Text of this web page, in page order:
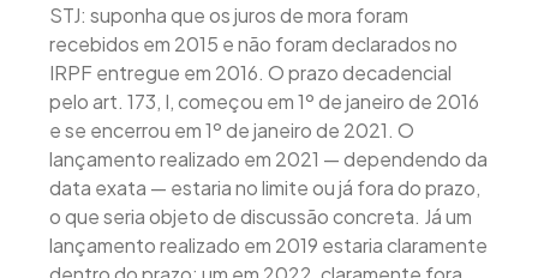
STJ: suponha que os juros de mora foram
recebidos em 2015 e não foram declarados no
IRPF entregue em 2016. O prazo decadencial
pelo art. 173, I, começou em 1º de janeiro de 2016
e se encerrou em 1º de janeiro de 2021. O
lançamento realizado em 2021 — dependendo da
data exata — estaria no limite ou já fora do prazo,
o que seria objeto de discussão concreta. Já um
lançamento realizado em 2019 estaria claramente